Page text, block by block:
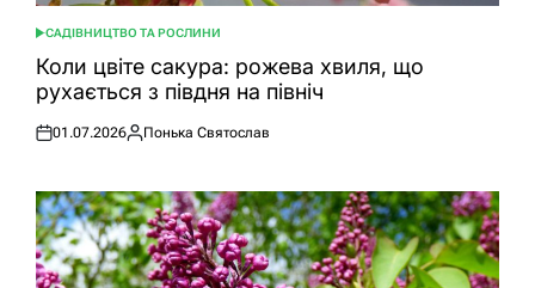
ОПУБЛІКУВАТИ
У
САДІВНИЦТВО ТА РОСЛИНИ
Коли цвіте сакура: рожева хвиля, що
рухається з півдня на північ
Оприлюднено
01.07.2026
Опубліковано
Понька Святослав